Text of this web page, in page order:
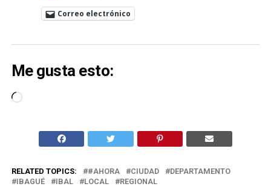
Correo electrónico
Me gusta esto:
Cargando...
RELATED TOPICS: #AHORA CIUDAD
DEPARTAMENTO
IBAGUÉ
IBAL LOCAL REGIONAL